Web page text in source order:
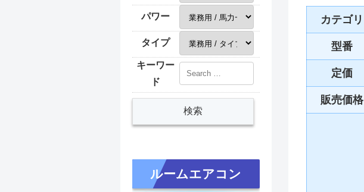
カテゴリ
型番
定価
販売価格
パワー
タイプ
キーワー
ド
ルームエアコン